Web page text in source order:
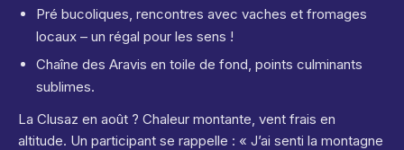
Pré bucoliques, rencontres avec vaches et fromages
locaux – un régal pour les sens !
Chaîne des Aravis en toile de fond, points culminants
sublimes.
La Clusaz en août ? Chaleur montante, vent frais en
altitude. Un participant se rappelle : « J’ai senti la montagne